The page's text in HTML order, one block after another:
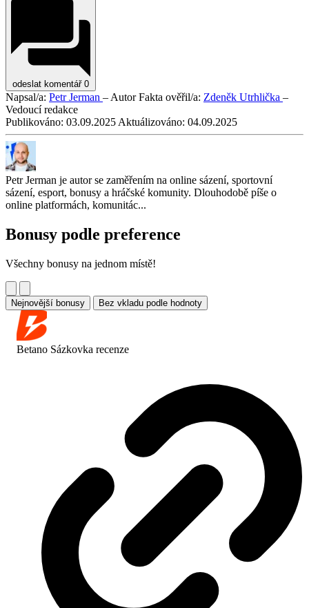
odeslat komentář 0
Napsal/a: Petr Jerman – Autor Fakta ověřil/a: Zdeněk Utrhlička –
Vedoucí redakce
Publikováno: 03.09.2025 Aktuálizováno: 04.09.2025
Petr Jerman je autor se zaměřením na online sázení, sportovní
sázení, esport, bonusy a hráčské komunity. Dlouhodobě píše o
online platformách, komunitác...
Bonusy podle preference
Všechny bonusy na jednom místě!
Nejnovější bonusy Bez vkladu podle hodnoty
Betano Sázkovka recenze